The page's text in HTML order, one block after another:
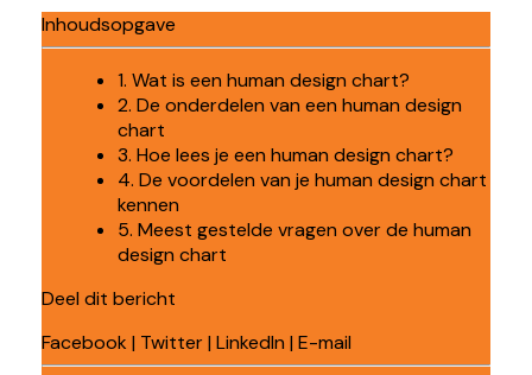
Inhoudsopgave
1. Wat is een human design chart?
2. De onderdelen van een human design
chart
3. Hoe lees je een human design chart?
4. De voordelen van je human design chart
kennen
5. Meest gestelde vragen over de human
design chart
Deel dit bericht
Facebook| Twitter| LinkedIn | E-mail